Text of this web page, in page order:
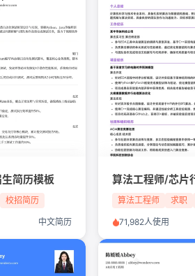
简历模板
校招简历
中文简历
算法工程师 求职
71,982人使用